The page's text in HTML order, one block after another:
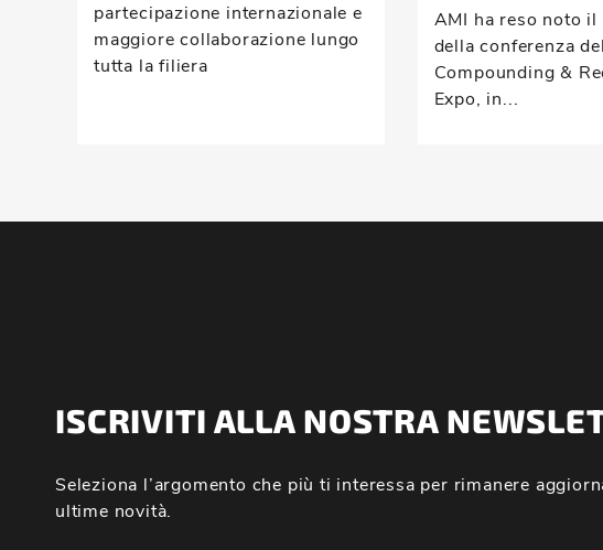
partecipazione internazionale e
maggiore collaborazione lungo
tutta la filiera
AMI ha reso noto il
della conferenza
Compounding &
Expo, in...
ISCRIVITI ALLA NOSTRA
Seleziona l’argomento che più ti interessa per rimanere
ultime novità.